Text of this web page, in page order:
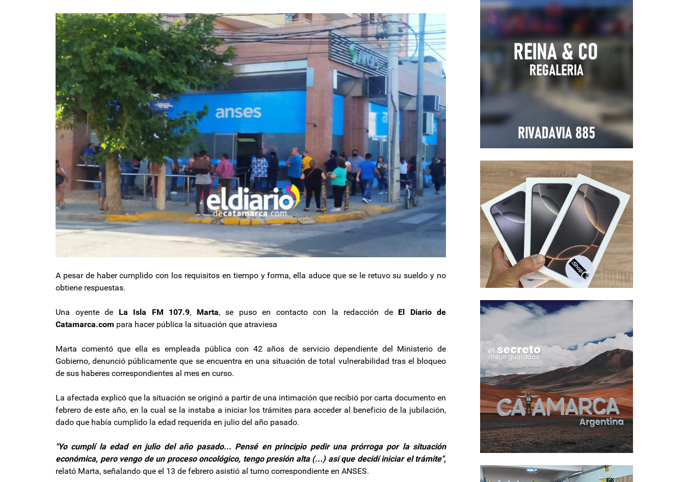
A pesar de haber cumplido con los requisitos en tiempo y forma, ella aduce que se le retuvo su sueldo y no
obtiene respuestas.
Una oyente de La Isla FM 107.9, Marta, se puso en contacto con la redacción de El Diario de
Catamarca.com para hacer pública la situación que atraviesa
Marta comentó que ella es empleada pública con 42 años de servicio dependiente del Ministerio de
Gobierno, denunció públicamente que se encuentra en una situación de total vulnerabilidad tras el bloqueo
de sus haberes correspondientes al mes en curso.
La afectada explicó que la situación se originó a partir de una intimación que recibió por carta documento en
febrero de este año, en la cual se la instaba a iniciar los trámites para acceder al beneficio de la jubilación,
dado que había cumplido la edad requerida en julio del año pasado.
"Yo cumplí la edad en julio del año pasado... Pensé en principio pedir una prórroga por la situación
económica, pero vengo de un proceso oncológico, tengo presión alta (...) así que decidí iniciar el trámite",
relató Marta, señalando que el 13 de febrero asistió al turno correspondiente en ANSES.